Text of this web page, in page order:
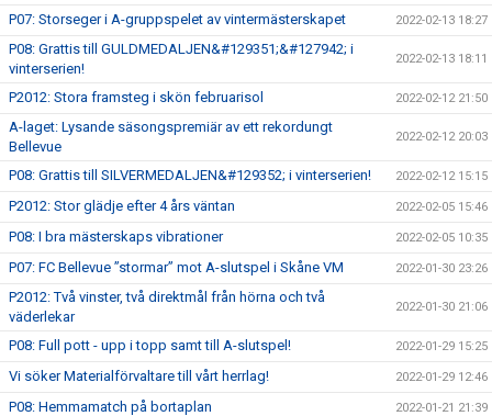
P07: Storseger i A-gruppspelet av vintermästerskapet 2022-02-13 18:27
P08: Grattis till GULDMEDALJEN&#129351;&#127942; i
vinterserien!
2022-02-13 18:11
P2012: Stora framsteg i skön februarisol 2022-02-12 21:50
A-laget: Lysande säsongspremiär av ett rekordungt
Bellevue
2022-02-12 20:03
P08: Grattis till SILVERMEDALJEN&#129352; i vinterserien! 2022-02-12 15:15
P2012: Stor glädje efter 4 års väntan 2022-02-05 15:46
P08: I bra mästerskaps vibrationer 2022-02-05 10:35
P07: FC Bellevue ”stormar” mot A-slutspel i Skåne VM 2022-01-30 23:26
P2012: Två vinster, två direktmål från hörna och två
väderlekar
2022-01-30 21:06
P08: Full pott - upp i topp samt till A-slutspel! 2022-01-29 15:25
Vi söker Materialförvaltare till vårt herrlag! 2022-01-29 12:46
P08: Hemmamatch på bortaplan 2022-01-21 21:39